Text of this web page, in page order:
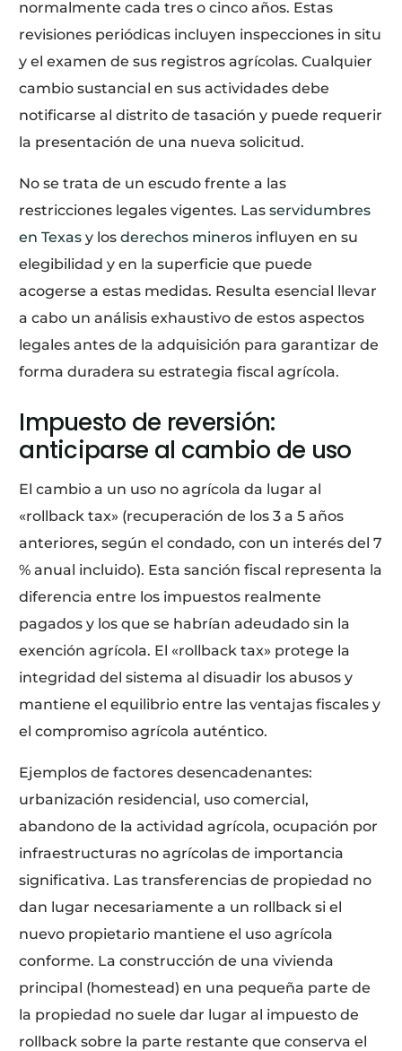
normalmente cada tres o cinco años. Estas
revisiones periódicas incluyen inspecciones in situ
y el examen de sus registros agrícolas. Cualquier
cambio sustancial en sus actividades debe
notificarse al distrito de tasación y puede requerir
la presentación de una nueva solicitud.
No se trata de un escudo frente a las
restricciones legales vigentes. Lasservidumbres
en Texas y losderechos mineros influyen en su
elegibilidad y en la superficie que puede
acogerse a estas medidas. Resulta esencial llevar
a cabo un análisis exhaustivo de estos aspectos
legales antes de la adquisición para garantizar de
forma duradera su estrategia fiscal agrícola.
Impuesto de reversión:
anticiparse al cambio de uso
El cambio a un uso no agrícola da lugar al
«rollback tax» (recuperación de los 3 a 5 años
anteriores, según el condado, con un interés del 7
% anual incluido). Esta sanción fiscal representa la
diferencia entre los impuestos realmente
pagados y los que se habrían adeudado sin la
exención agrícola. El «rollback tax» protege la
integridad del sistema al disuadir los abusos y
mantiene el equilibrio entre las ventajas fiscales y
el compromiso agrícola auténtico.
Ejemplos de factores desencadenantes:
urbanización residencial, uso comercial,
abandono de la actividad agrícola, ocupación por
infraestructuras no agrícolas de importancia
significativa. Las transferencias de propiedad no
dan lugar necesariamente a un rollback si el
nuevo propietario mantiene el uso agrícola
conforme. La construcción de una vivienda
principal (homestead) en una pequeña parte de
la propiedad no suele dar lugar al impuesto de
rollback sobre la parte restante que conserva el